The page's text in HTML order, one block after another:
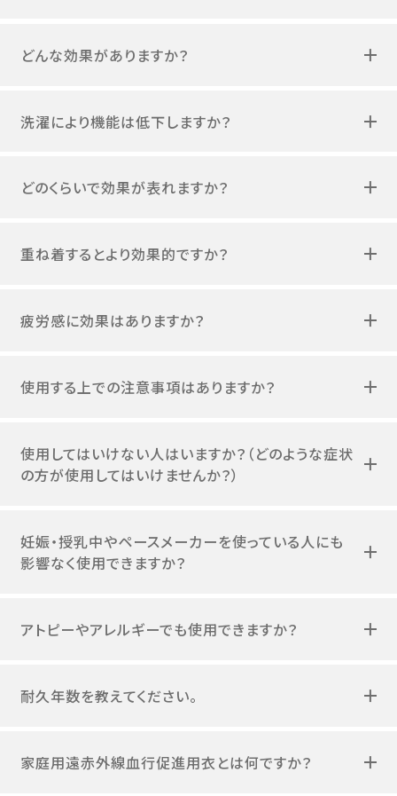
どんな効果がありますか？
洗濯により機能は低下しますか？
どのくらいで効果が表れますか？
重ね着するとより効果的ですか？
疲労感に効果はありますか？
使用する上での注意事項はありますか？
使用してはいけない人はいますか？（どのような症状
の方が使用してはいけませんか？）
妊娠・授乳中やペースメーカーを使っている人にも
影響なく使用できますか？
アトピーやアレルギーでも使用できますか？
耐久年数を教えてください。
家庭用遠赤外線血行促進用衣とは何ですか？